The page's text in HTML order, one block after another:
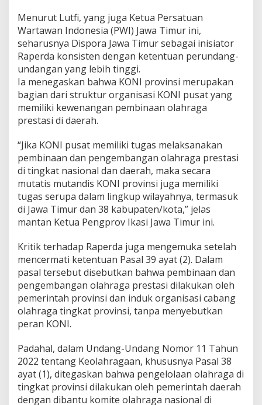
Menurut Lutfi, yang juga Ketua Persatuan
Wartawan Indonesia (PWI) Jawa Timur ini,
seharusnya Dispora Jawa Timur sebagai inisiator
Raperda konsisten dengan ketentuan perundang-
undangan yang lebih tinggi.
Ia menegaskan bahwa KONI provinsi merupakan
bagian dari struktur organisasi KONI pusat yang
memiliki kewenangan pembinaan olahraga
prestasi di daerah.
“Jika KONI pusat memiliki tugas melaksanakan
pembinaan dan pengembangan olahraga prestasi
di tingkat nasional dan daerah, maka secara
mutatis mutandis KONI provinsi juga memiliki
tugas serupa dalam lingkup wilayahnya, termasuk
di Jawa Timur dan 38 kabupaten/kota,” jelas
mantan Ketua Pengprov Ikasi Jawa Timur ini.
Kritik terhadap Raperda juga mengemuka setelah
mencermati ketentuan Pasal 39 ayat (2). Dalam
pasal tersebut disebutkan bahwa pembinaan dan
pengembangan olahraga prestasi dilakukan oleh
pemerintah provinsi dan induk organisasi cabang
olahraga tingkat provinsi, tanpa menyebutkan
peran KONI.
Padahal, dalam Undang-Undang Nomor 11 Tahun
2022 tentang Keolahragaan, khususnya Pasal 38
ayat (1), ditegaskan bahwa pengelolaan olahraga di
tingkat provinsi dilakukan oleh pemerintah daerah
dengan dibantu komite olahraga nasional di